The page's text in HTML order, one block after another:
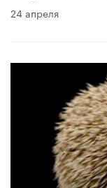
24 апреля